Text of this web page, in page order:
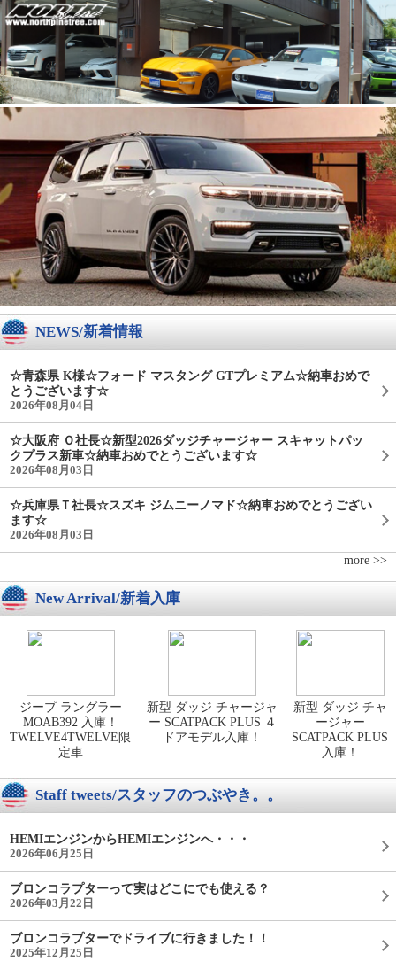
NEWS/新着情報
☆青森県 K様☆フォード マスタング GTプレミアム☆納車おめで
とうございます☆
2026年08月04日
☆大阪府 Ｏ社長☆新型2026ダッジチャージャー スキャットパッ
クプラス新車☆納車おめでとうございます☆
2026年08月03日
☆兵庫県Ｔ社長☆スズキ ジムニーノマド☆納車おめでとうござい
ます☆
2026年08月03日
more >>
New Arrival/新着入庫
ジープ ラングラー
MOAB392 入庫！
TWELVE4TWELVE限
定車
新型 ダッジ チャージャ
ー SCATPACK PLUS ４
ドアモデル入庫！
新型 ダッジ チャ
ージャー
SCATPACK PLUS
入庫！
Staff tweets/スタッフのつぶやき。。
HEMIエンジンからHEMIエンジンへ・・・
2026年06月25日
ブロンコラプターって実はどこにでも使える？
2026年03月22日
ブロンコラプターでドライブに行きました！！
2025年12月25日